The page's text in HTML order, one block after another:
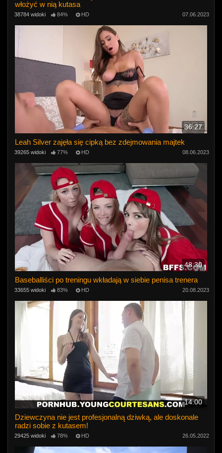
włożyć w nią kutasa
38784 widoki 84% HD 07.06.2023
36:27
Leah Silver zajęła się cipką bez zdejmowania majtek
39265 widoki 77% HD 08.06.2023
48:30
Baseballiści po treningu wkładają w siebie penisa trenera
33655 widoki 83% HD 20.08.2023
14:00
Dziewczyna nie jest profesjonalną dziwką, ale doskonale
radzi sobie z kutasem!
29425 widoki 78% HD 26.05.2022